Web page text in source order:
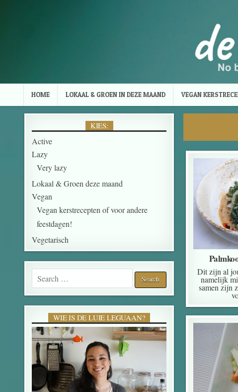
HOME LOKAAL & GROEN IN DEZE MAAND VEGAN
Dit zijn al
namelijk
samen zijn
KIES:
Active
Lazy
Very lazy
Lokaal & Groen deze maand
Vegan
Vegan kerstrecepten of voor andere
feestdagen!
Vegetarisch
Search for:
WIE IS DE LUIE LEGUAAN?